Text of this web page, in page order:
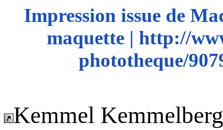
Impression issue de
maquette | http://
phototheque/
Kemmel Kemmelberg